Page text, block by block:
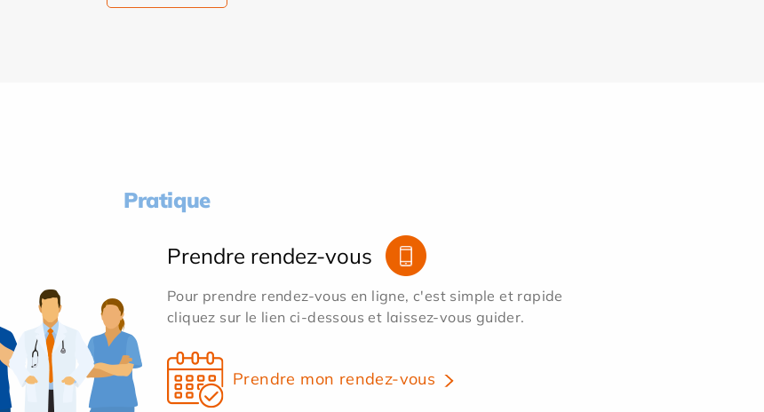
Pratique
Prendre rendez-vous
Pour prendre rendez-vous en ligne, c'est simple et rapide
cliquez sur le lien ci-dessous et laissez-vous guider.
Prendre mon rendez-vous